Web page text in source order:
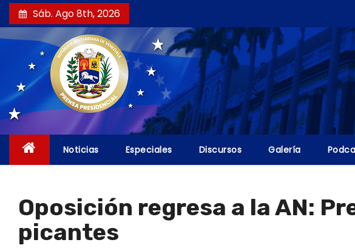
a
l
Sáb. Ago 8th, 2026
Noticias Especiales Discursos Galería
Oposición regresa a la AN:
picantes